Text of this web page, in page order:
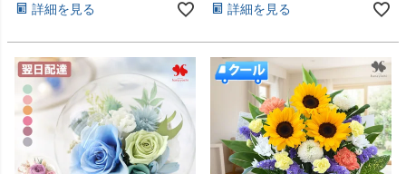
詳細を見る 詳細を見る